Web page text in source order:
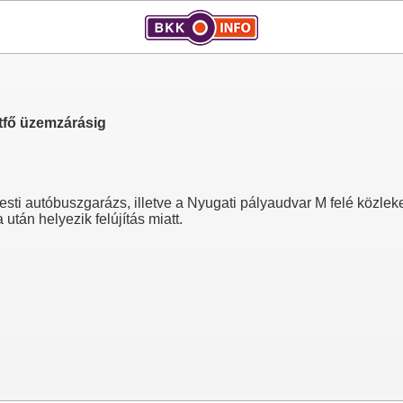
üzemzárásig
autóbuszgarázs, illetve a Nyugati pályaudvar M felé
helyezik felújítás miatt.